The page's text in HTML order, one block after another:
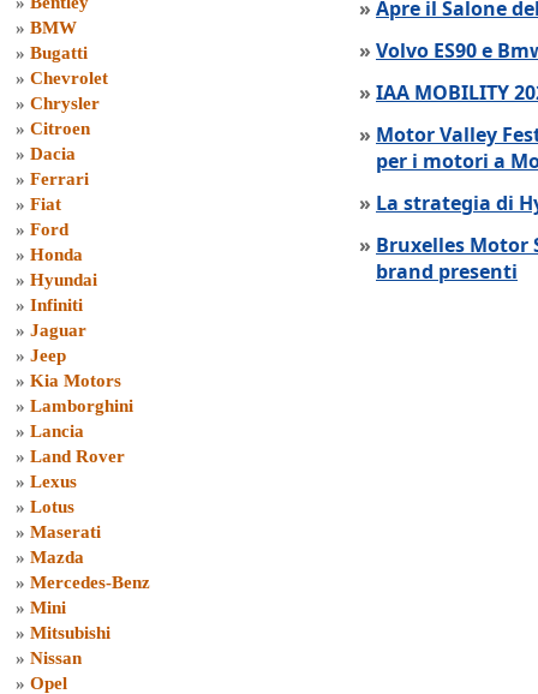
» BMW
» Bugatti
» Chevrolet
» Chrysler
» Citroen
» Dacia
» Ferrari
» Fiat
» Ford
» Honda
» Hyundai
» Infiniti
» Jaguar
» Jeep
» Kia Motors
» Lamborghini
» Lancia
» Land Rover
» Lexus
» Lotus
» Maserati
» Mazda
» Mercedes-Benz
» Mini
» Mitsubishi
» Nissan
» Opel
» Apre il Salone
» Volvo ES90 e
» IAA MOBILITY
» Motor Valley
per i motori a
» La strategia di
» Bruxelles Motor
brand presenti